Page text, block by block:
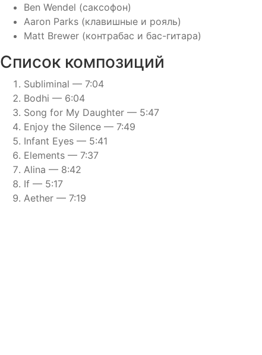
Ben Wendel (саксофон)
Aaron Parks (клавишные и рояль)
Matt Brewer (контрабас и бас-гитара)
Список композиций
Subliminal — 7:04
Bodhi — 6:04
Song for My Daughter — 5:47
Enjoy the Silence — 7:49
Infant Eyes — 5:41
Elements — 7:37
Alina — 8:42
If — 5:17
Aether — 7:19